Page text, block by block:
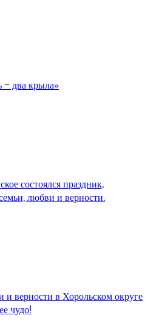
– два крыла»
состоялся праздник,
любви и верности.
верности в Хорольском округе
чудо!